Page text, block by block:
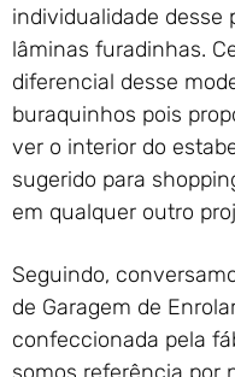
individualidade desse
lâminas furadinhas.
diferencial desse
buraquinhos pois
ver o interior do
sugerido para
em qualquer outro
Seguindo,
de Garagem de
confeccionada pela